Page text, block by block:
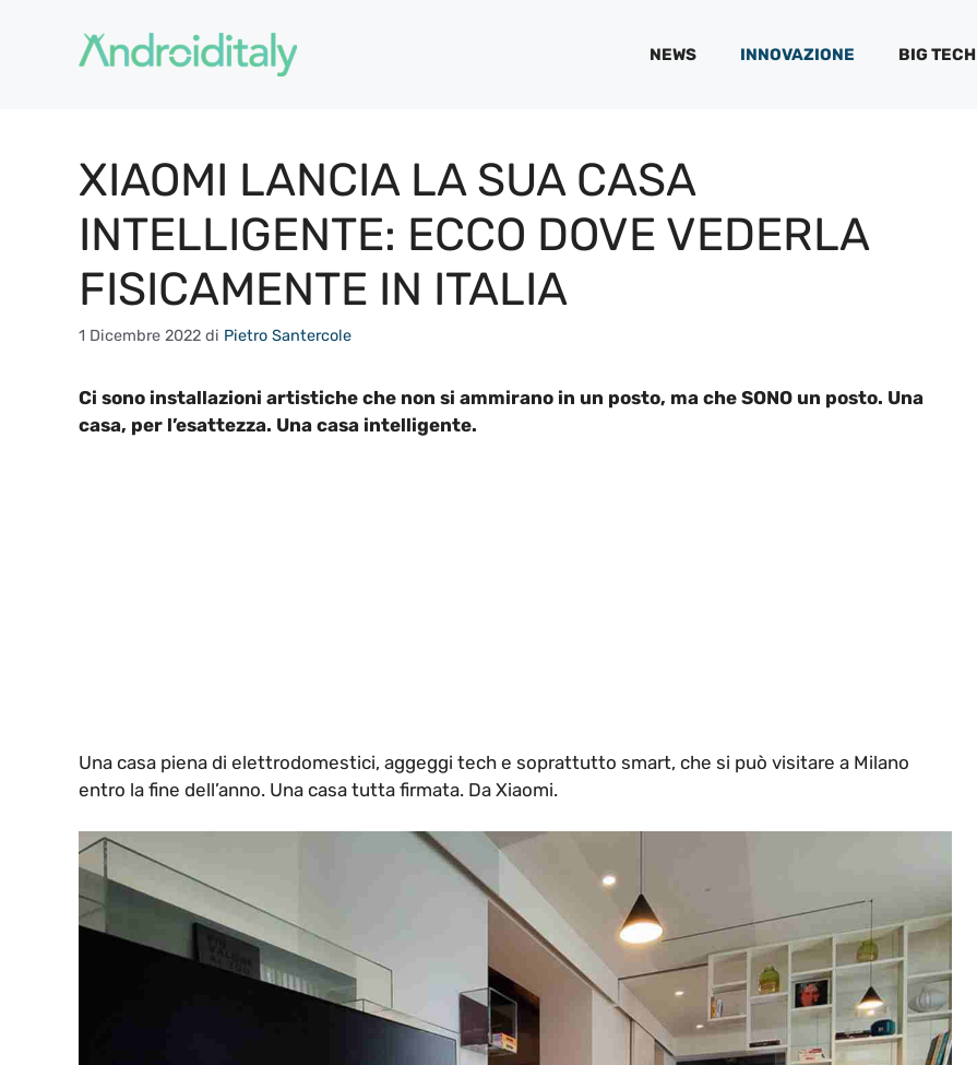
contenuto
NEWS INNOVAZIONE BIG TECH
XIAOMI LANCIA LA SUA CASA
INTELLIGENTE: ECCO DOVE VEDERLA
FISICAMENTE IN ITALIA
1 Dicembre 2022 di Pietro Santercole
Ci sono installazioni artistiche che non si ammirano in un posto, ma che SONO un posto. Una
casa, per l’esattezza. Una casa intelligente.
Una casa piena di elettrodomestici, aggeggi tech e soprattutto smart, che si può visitare a Milano
entro la fine dell’anno. Una casa tutta firmata. Da Xiaomi.